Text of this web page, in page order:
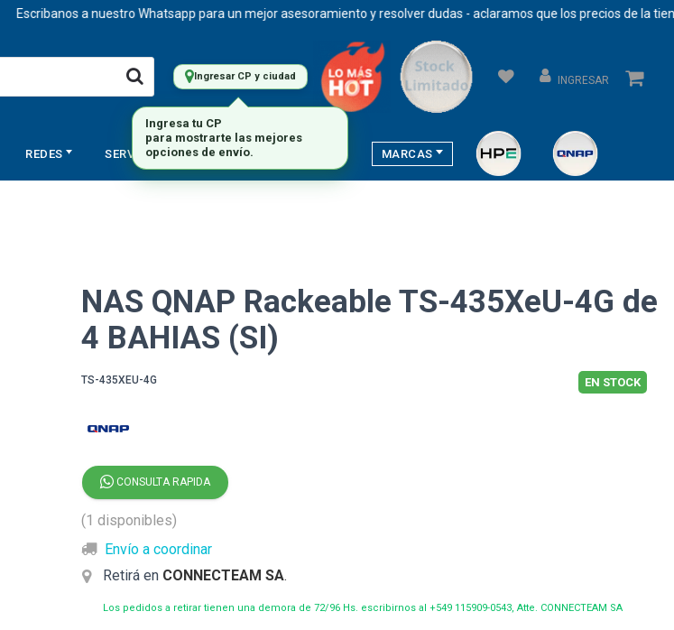
Escribanos a nuestro Whatsapp para un mejor asesoramiento y resolver dudas - aclaramos que los precios de la
Ingresar CP y ciudad INGRESAR
REDES SERVICIOS STORAGE MARCAS
NAS QNAP Rackeable TS-435XeU-4G de
4 BAHIAS (SI)
TS-435XEU-4G EN STOCK
CONSULTA RAPIDA
(1 disponibles)
Envío a coordinar
Retirá en CONNECTEAM SA.
Los pedidos a retirar tienen una demora de 72/96 Hs. escribirnos al +549 115909-0543, Atte. CONNECTEAM SA
Ingresa tu CP
para mostrarte las mejores
opciones de envío.